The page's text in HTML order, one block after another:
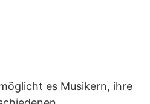
es Musikern, ihre